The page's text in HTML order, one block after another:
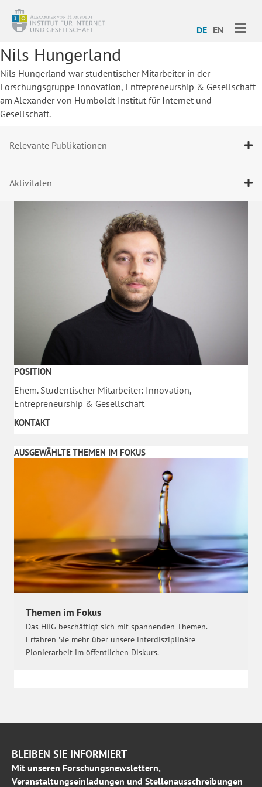
DE EN
Nils Hungerland
Nils Hungerland war studentischer Mitarbeiter in der
Forschungsgruppe Innovation, Entrepreneurship & Gesellschaft
am Alexander von Humboldt Institut für Internet und
Gesellschaft.
Relevante Publikationen
Aktivitäten
POSITION
Ehem. Studentischer Mitarbeiter: Innovation,
Entrepreneurship & Gesellschaft
KONTAKT
AUSGEWÄHLTE THEMEN IM FOKUS
Themen im Fokus
Das HIIG beschäftigt sich mit spannenden Themen.
Erfahren Sie mehr über unsere interdisziplinäre
Pionierarbeit im öffentlichen Diskurs.
BLEIBEN SIE INFORMIERT
Mit unseren Forschungsnewslettern,
Veranstaltungseinladungen und Stellenausschreibungen